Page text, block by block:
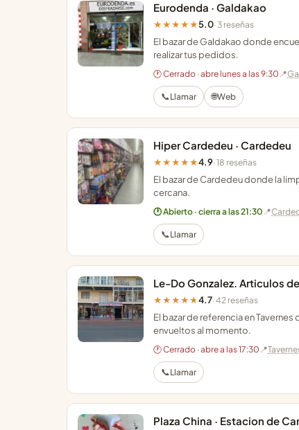
Eurodenda · Galdakao
★★★★★5.0· 3 reseñas
El bazar de Galdakao donde
realizar tus pedidos.
🕐 Cerrado · abre lunes a las 9:30 📍
📞Llamar 🌐Web
Hiper Cardedeu · Cardedeu
★★★★★4.9· 18 reseñas
El bazar de Cardedeu donde la
cercana.
🕐 Abierto · cierra a las 21:30 📍
📞Llamar
Le-Do Gonzalez. Articulos
★★★★★ 4.7· 42 reseñas
El bazar de referencia en
envueltos al momento.
🕐 Cerrado · abre a las 17:30 📍
📞Llamar
Plaza China · Estacion de